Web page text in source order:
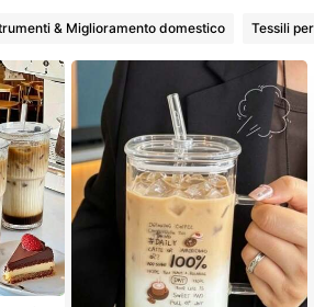
321 Follower
321 Follower
321 Follower
321 Follower
& Miglioramento domestico Tessili